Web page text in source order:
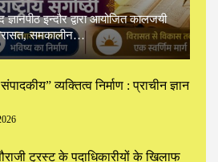
इन्दौर द्वारा आयोजित कालजयी
समकालीन…
‌व्यक्तित्व निर्माण : प्राचीन ज्ञान
ट्रस्ट के पदाधिकारीयों के खिलाफ